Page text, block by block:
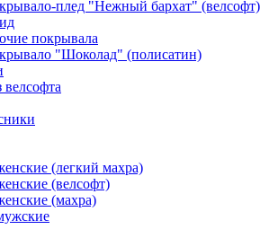
плед "Нежный бархат" (велсофт)
покрывала
"Шоколад" (полисатин)
(легкий махра)
(велсофт)
(махра)